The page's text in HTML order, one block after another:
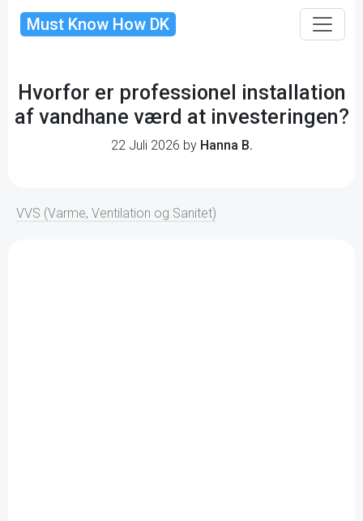
Must Know How DK
Hvorfor er professionel installation
af vandhane værd at investeringen?
22 Juli 2026 by Hanna B.
VVS (Varme, Ventilation og Sanitet)